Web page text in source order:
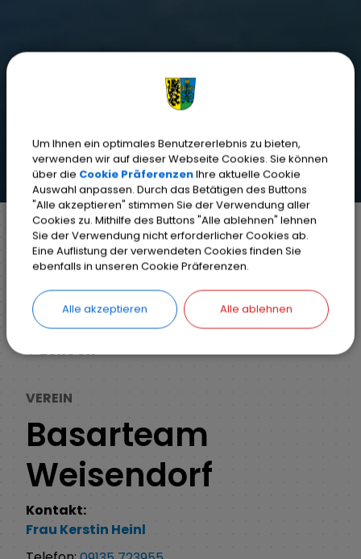
Markt Weisendorf
Unsere Gemeinde
Firmenverzeichnis
Detail
ZURÜCK
VEREIN
Basarteam
Weisendorf
Kontakt:
Frau Kerstin Heinl
Um Ihnen ein optimales Benutzererlebnis zu bieten,
verwenden wir auf dieser Webseite Cookies. Sie können
über die Cookie PräferenzenIhre aktuelle Cookie
Auswahl anpassen. Durch das Betätigen des Buttons
"Alle akzeptieren" stimmen Sie der Verwendung aller
Cookies zu. Mithilfe des Buttons "Alle ablehnen" lehnen
Sie der Verwendung nicht erforderlicher Cookies ab.
Eine Auflistung der verwendeten Cookies finden Sie
ebenfalls in unseren Cookie Präferenzen.
Alle akzeptieren Alle ablehnen